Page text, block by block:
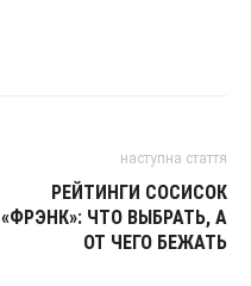
наступна стаття
РЕЙТИНГИ СОСИСОК
«ФРЭНК»: ЧТО ВЫБРАТЬ, А
ОТ ЧЕГО БЕЖАТЬ